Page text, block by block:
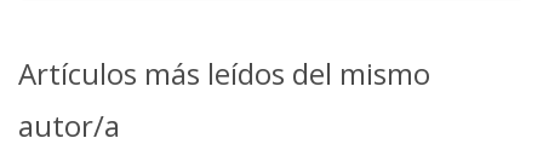
Artículos más leídos del mismo
autor/a